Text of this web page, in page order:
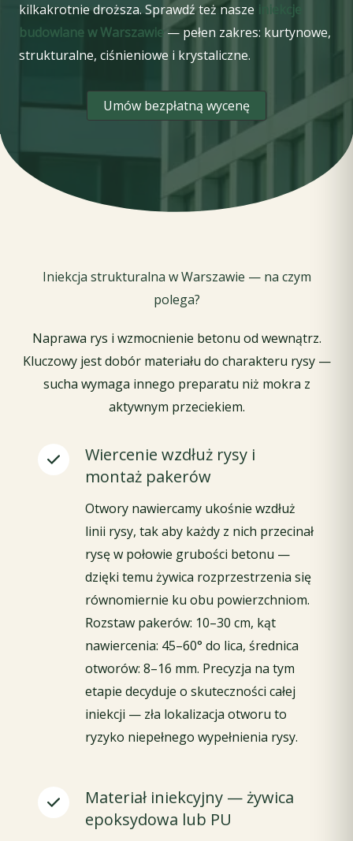
kilkakrotnie droższa. Sprawdź też nasze iniekcje
budowlane w Warszawie — pełen zakres: kurtynowe,
strukturalne, ciśnieniowe i krystaliczne.
Umów bezpłatną wycenę
Iniekcja strukturalna w Warszawie — na czym
polega?
Naprawa rys i wzmocnienie betonu od wewnątrz.
Kluczowy jest dobór materiału do charakteru rysy —
sucha wymaga innego preparatu niż mokra z
aktywnym przeciekiem.
Wiercenie wzdłuż rysy i
montaż pakerów
Otwory nawiercamy ukośnie wzdłuż
linii rysy, tak aby każdy z nich przecinał
rysę w połowie grubości betonu —
dzięki temu żywica rozprzestrzenia się
równomiernie ku obu powierzchniom.
Rozstaw pakerów: 10–30 cm, kąt
nawiercenia: 45–60° do lica, średnica
otworów: 8–16 mm. Precyzja na tym
etapie decyduje o skuteczności całej
iniekcji — zła lokalizacja otworu to
ryzyko niepełnego wypełnienia rysy.
Materiał iniekcyjny — żywica
epoksydowa lub PU